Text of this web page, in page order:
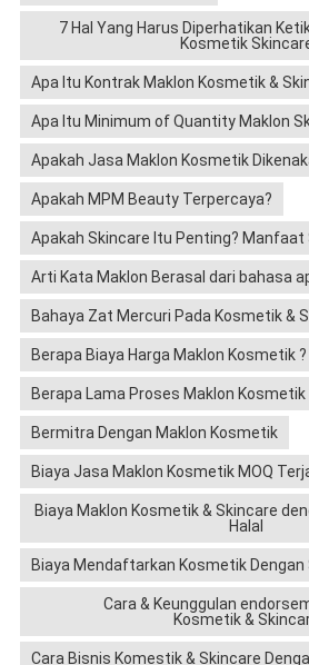
7 Hal Yang Harus Diperhatikan
Kosmetik
Apa Itu Kontrak Maklon Kosmetik &
Apa Itu Minimum of Quantity Maklon
Apakah Jasa Maklon Kosmetik
Apakah MPM Beauty Terpercaya?
Apakah Skincare Itu Penting? Manfaat
Arti Kata Maklon Berasal dari bahasa
Bahaya Zat Mercuri Pada Kosmetik &
Berapa Biaya Harga Maklon Kosmetik ?
Berapa Lama Proses Maklon Kosmetik
Bermitra Dengan Maklon Kosmetik
Biaya Jasa Maklon Kosmetik MOQ
Biaya Maklon Kosmetik & Skincare
Halal
Biaya Mendaftarkan Kosmetik Dengan
Cara & Keunggulan
Kosmetik &
Cara Bisnis Komestik & Skincare